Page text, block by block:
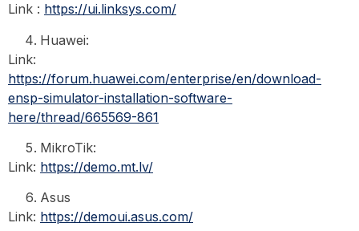
Link : https://ui.linksys.com/
Huawei:
Link:
https://forum.huawei.com/enterprise/en/download-
ensp-simulator-installation-software-
here/thread/665569-861
MikroTik:
Link: https://demo.mt.lv/
Asus
Link: https://demoui.asus.com/